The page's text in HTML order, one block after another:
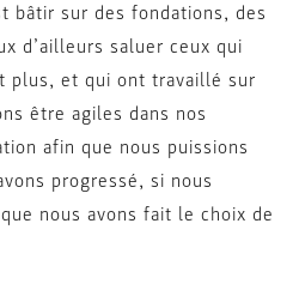
bâtir sur des fondations, des
d’ailleurs saluer ceux qui
plus, et qui ont travaillé sur
être agiles dans nos
afin que nous puissions
progressé, si nous
nous avons fait le choix de